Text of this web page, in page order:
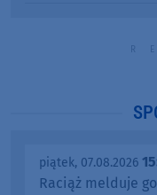
piątek, 07.08.2026
Raciąż melduje